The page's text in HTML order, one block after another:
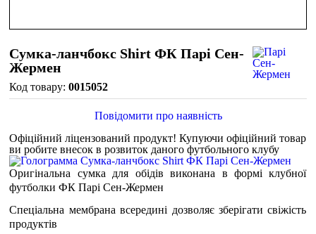
Сумка-ланчбокс Shirt ФК Парі Сен-
Жермен
0015052
Повідомити про наявність
Офіційний ліцензований продукт!Купуючи офіційний товар
ви робите внесок в розвиток даного футбольного клубу
Оригінальна сумка для обідів виконана в формі клубної
футболки ФК Парі Сен-Жермен
Спеціальна мембрана всередині дозволяє зберігати свіжість
продуктів